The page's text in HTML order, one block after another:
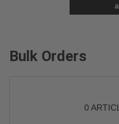
Bulk Orders
0